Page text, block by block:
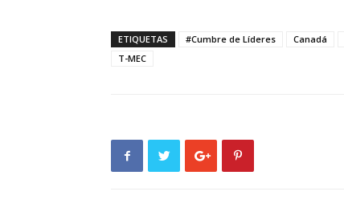
ETIQUETAS #Cumbre de Líderes Canadá
T-MEC